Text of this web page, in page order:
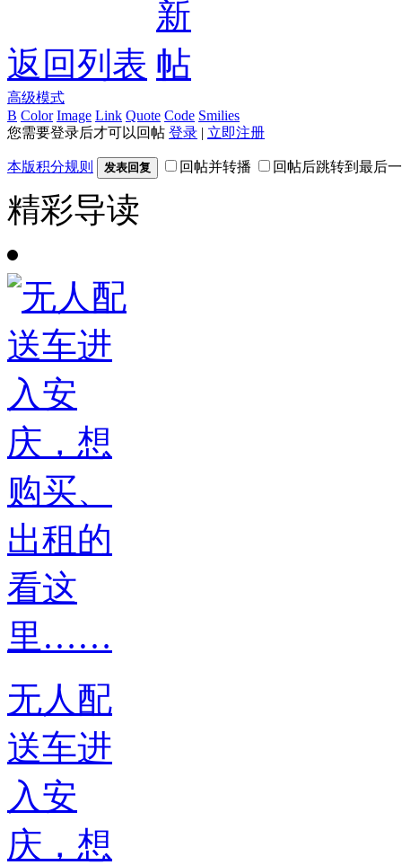
返回列表
高级模式
B Color Image Link Quote Code Smilies
您需要登录后才可以回帖 登录 | 立即注册
本版积分规则 发表回复 回帖并转播 回帖后跳转到最后
精彩导读
无人配
送车进
入安
庆，想